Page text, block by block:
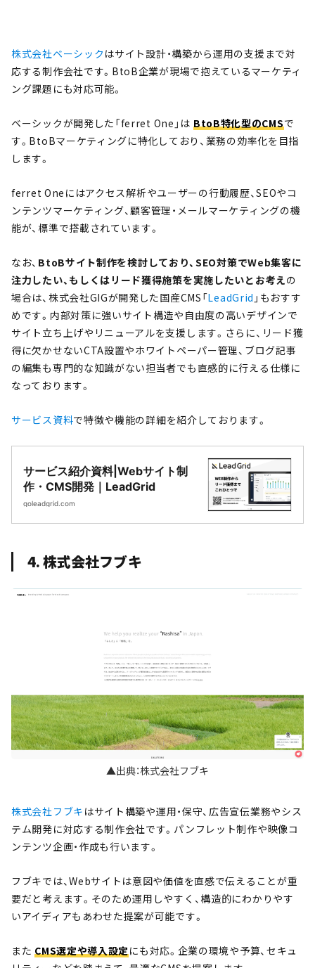
株式会社ベーシック はサイト設計・構築から運用の支援まで対
応する制作会社です。BtoB企業が現場で抱えているマーケティ
ング課題にも対応可能。
ベーシックが開発した「ferret One」は BtoB特化型のCMSで
す。BtoBマーケティングに特化しており、業務の効率化を目指
します。
ferret Oneにはアクセス解析やユーザーの行動履歴、SEOやコ
ンテンツマーケティング、顧客管理・メールマーケティングの機
能が、標準で搭載されています。
なお、 BtoBサイト制作を検討しており、SEO対策でWeb集客に
注力したい、もしくはリード獲得施策を実施したいとお考えの
場合は、株式会社GIGが開発した国産CMS「LeadGrid 」もおすす
めです。内部対策に強いサイト構造や自由度の高いデザインで
サイト立ち上げやリニューアルを支援します。さらに、リード獲
得に欠かせないCTA設置やホワイトペーパー管理、ブログ記事
の編集も専門的な知識がない担当者でも直感的に行える仕様に
なっております。
サービス資料で特徴や機能の詳細を紹介しております。
サービス紹介資料|Webサイト制
作・CMS開発｜LeadGrid
goleadgrid.com
4. 株式会社フブキ
▲出典：株式会社フブキ
株式会社フブキ はサイト構築や運用・保守、広告宣伝業務やシス
テム開発に対応する制作会社です。パンフレット制作や映像コ
ンテンツ企画・作成も行います。
フブキでは、Webサイトは意図や価値を直感で伝えることが重
要だと考えます。そのため運用しやすく、構造的にわかりやす
いアイディアもあわせた提案が可能です。
また CMS選定や導入設定 にも対応。企業の環境や予算、セキュ